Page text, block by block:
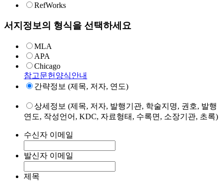
RefWorks
서지정보의 형식을 선택하세요
MLA
APA
Chicago
참고문헌양식안내
간략정보 (제목, 저자, 연도)
상세정보 (제목, 저자, 발행기관, 학술지명, 권호, 발행
연도, 작성언어, KDC, 자료형태, 수록면, 소장기관, 초록)
수신자 이메일
발신자 이메일
제목